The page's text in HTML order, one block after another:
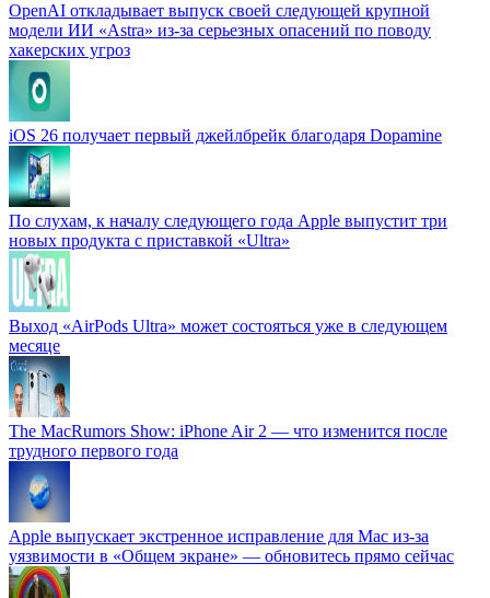
OpenAI откладывает выпуск своей следующей крупной
модели ИИ «Astra» из-за серьезных опасений по поводу
хакерских угроз
iOS 26 получает первый джейлбрейк благодаря Dopamine
По слухам, к началу следующего года Apple выпустит три
новых продукта с приставкой «Ultra»
Выход «AirPods Ultra» может состояться уже в следующем
месяце
The MacRumors Show: iPhone Air 2 — что изменится после
трудного первого года
Apple выпускает экстренное исправление для Mac из-за
уязвимости в «Общем экране» — обновитесь прямо сейчас